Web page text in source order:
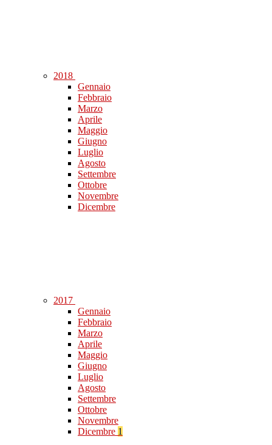
2018
Gennaio
Febbraio
Marzo
Aprile
Maggio
Giugno
Luglio
Agosto
Settembre
Ottobre
Novembre
Dicembre
2017
Gennaio
Febbraio
Marzo
Aprile
Maggio
Giugno
Luglio
Agosto
Settembre
Ottobre
Novembre
Dicembre 1